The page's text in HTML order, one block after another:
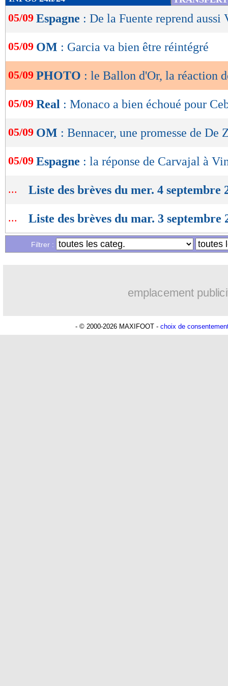
de
lecture
OK
05/09 Espagne : De la Fuente reprend aussi
05/09 OM : Garcia va bien être réintégré
05/09 PHOTO : le Ballon d'Or, la réaction
05/09 Real : Monaco a bien échoué pour
05/09 OM : Bennacer, une promesse de De
05/09 Espagne : la réponse de Carvajal à
... Liste des brèves du mer. 4 septembre
... Liste des brèves du mar. 3 septembre
Filtrer :
emplacement
- © 2000-2026 MAXIFOOT - choix de